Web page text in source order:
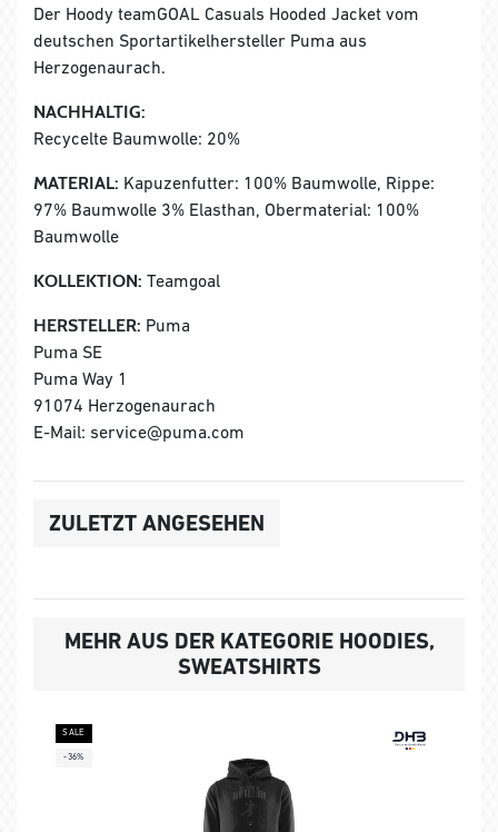
Der Hoody teamGOAL Casuals Hooded Jacket vom
deutschen Sportartikelhersteller Puma aus
Herzogenaurach.
NACHHALTIG:
Recycelte Baumwolle: 20%
MATERIAL: Kapuzenfutter: 100% Baumwolle, Rippe:
97% Baumwolle 3% Elasthan, Obermaterial: 100%
Baumwolle
KOLLEKTION: Teamgoal
HERSTELLER: Puma
Puma SE
Puma Way 1
91074 Herzogenaurach
E-Mail: service@puma.com
ZULETZT ANGESEHEN
MEHR AUS DER KATEGORIE HOODIES,
SWEATSHIRTS
SALE
-36%